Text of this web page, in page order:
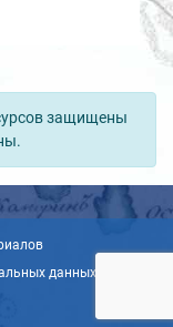
защищены
данных